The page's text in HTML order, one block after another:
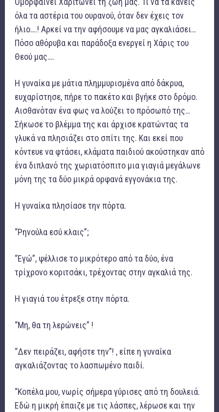
όλα τα αστέρια του ουρανού, όταν δεν έχεις τον
ήλιο….! Αρκεί να την αφήσουμε να μας αγκαλιάσει…
Πόσο αθόρυβα και παράδοξα ενεργεί η Χάρις του
Θεού μας….
Η γυναίκα με μάτια πλημμυρισμένα από δάκρυα,
ευχαρίστησε, πήρε το πακέτο και βγήκε στο δρόμο.
Αισθανόταν ένα φως να λούζει το πρόσωπό της…
Σήκωσε το βλέμμα της και άρχισε κρατώντας τα
γλυκά να πλησιάζει στο σπίτι της. Και εκεί που
κόντευε να φτάσει, κλάματα παιδιού ακούστηκαν από
ένα διπλανό της χωριατόσπιτο μια γιαγιά μεγάλωνε
μόνη της τα δύο μικρά ορφανά εγγονάκια της.
Η γυναίκα πλησίασε την πόρτα.
“Ρηνούλα εσύ κλαις”;
“Εγώ”, ψέλλισε το μικρότερο από τα δύο, ένα
τρίχρονο κοριτσάκι, τρέχοντας στην αγκαλιά της.
Η γιαγιά του έτρεξε στην πόρτα.
“Μη, θα τη λερώνεις” !
“Δεν πειράζει, αφήστε την”! , είπε η γυναίκα
αγκαλιάζοντας το λασπωμένο παιδί.
“Κοπέλα μου, νωρίς σήμερα γύρισες από τη δουλειά.
Εδώ η μικρή έπαιζε με τις λάσπες, λέρωσε και την